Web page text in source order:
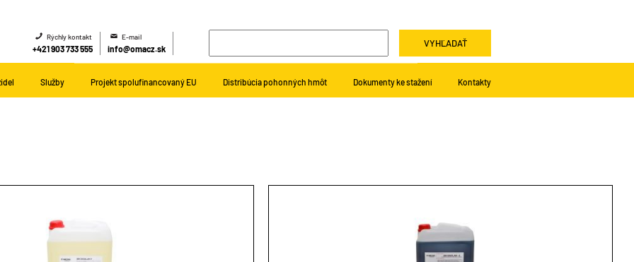
Rýchly kontakt
+421 903 733 555
E-mail
info@omacz.sk VYHĽADAŤ
Služby Projekt spolufinancovaný EU Distribúcia pohonných hmôt Dokumenty ke stažení Kontakty